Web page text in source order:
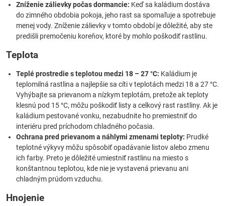
Zníženie zálievky počas dormancie: Keď sa kaládium dostáva
do zimného obdobia pokoja, jeho rast sa spomaľuje a spotrebuje
menej vody. Zníženie zálievky v tomto období je dôležité, aby ste
predišli premočeniu koreňov, ktoré by mohlo poškodiť rastlinu.
Teplota
Teplé prostredie s teplotou medzi 18 – 27 °C: Kaládium je
teplomilná rastlina a najlepšie sa cíti v teplotách medzi 18 a 27 °C.
Vyhýbajte sa prievanom a nízkym teplotám, pretože ak teploty
klesnú pod 15 °C, môžu poškodiť listy a celkový rast rastliny. Ak je
kaládium pestované vonku, nezabudnite ho premiestniť do
interiéru pred príchodom chladného počasia.
Ochrana pred prievanom a náhlymi zmenami teploty: Prudké
teplotné výkyvy môžu spôsobiť opadávanie listov alebo zmenu
ich farby. Preto je dôležité umiestniť rastlinu na miesto s
konštantnou teplotou, kde nie je vystavená prievanu ani
chladným prúdom vzduchu.
Hnojenie